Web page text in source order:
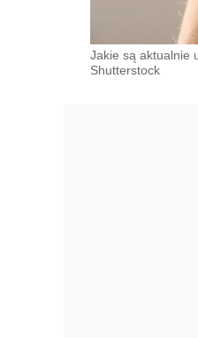
Jakie są aktualnie
Shutterstock